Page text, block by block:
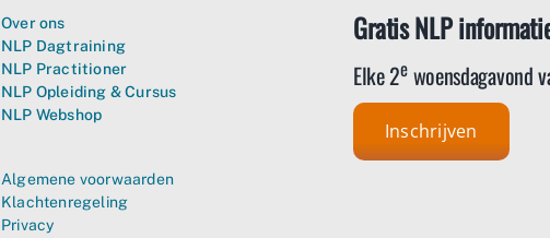
Over ons
NLP Dagtraining
NLP Practitioner
NLP Opleiding & Cursus
NLP Webshop
Algemene voorwaarden
Klachtenregeling
Privacy
Gratis NLP
Elke 2ewoensdagavond
Inschrijven